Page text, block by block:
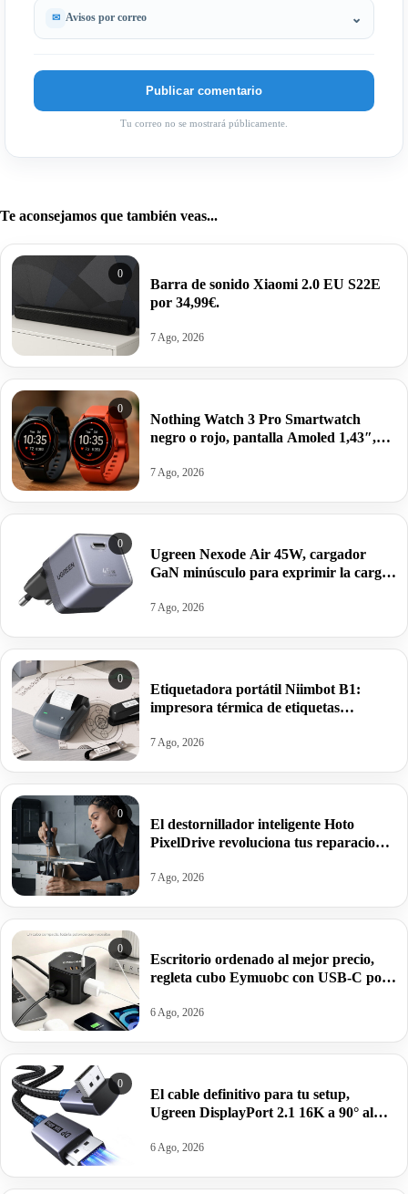
Avisos por correo
Tu correo no se mostrará públicamente.
Te aconsejamos que también veas...
0
Barra de sonido Xiaomi 2.0 EU S22E
por 34,99€.
7 Ago, 2026
0
Nothing Watch 3 Pro Smartwatch
negro o rojo, pantalla Amoled 1,43″,
corporal, autonomía 13 días por 62,52€
7 Ago, 2026
0
Ugreen Nexode Air 45W, cargador
GaN minúsculo para exprimir la carga
por 22,94€.
7 Ago, 2026
0
Etiquetadora portátil Niimbot B1:
impresora térmica de etiquetas
batería recargable por 17,99€ antes
7 Ago, 2026
0
El destornillador inteligente Hoto
PixelDrive revoluciona tus reparaciones
por 47,99€ antes 79,99€.
7 Ago, 2026
0
Escritorio ordenado al mejor precio,
regleta cubo Eymuobc con USB-C por
6 Ago, 2026
0
El cable definitivo para tu setup,
Ugreen DisplayPort 2.1 16K a 90° al
6 Ago, 2026